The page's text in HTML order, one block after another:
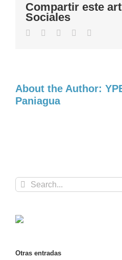
Compartir este
Sociales
Facebook
TwitterLinkedInWhatsApp
About the Author:
Paniagua
Search
for:
Otras entradas